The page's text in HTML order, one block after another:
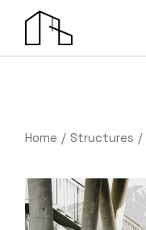
Home Structures